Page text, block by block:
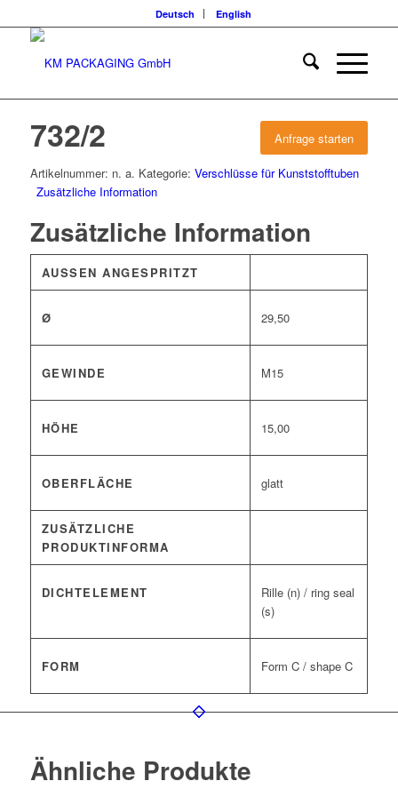
Deutsch English
Anfrage starten
732/2
Artikelnummer: n. a. Kategorie: Verschlüsse für Kunststofftuben
Zusätzliche Information
Zusätzliche Information
AUSSEN ANGESPRITZT
Ø 29,50
GEWINDE M15
HÖHE 15,00
OBERFLÄCHE glatt
ZUSÄTZLICHE
PRODUKTINFORMA
DICHTELEMENT
Rille (n) / ring seal
(s)
FORM Form C / shape C
Ähnliche Produkte